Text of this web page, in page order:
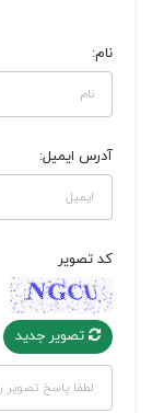
نام:
آدرس ایمیل:
کد تصویر
تصویر جدید